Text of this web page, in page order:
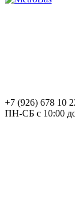
+7 (926) 678 10
ПН-СБ с 10:00